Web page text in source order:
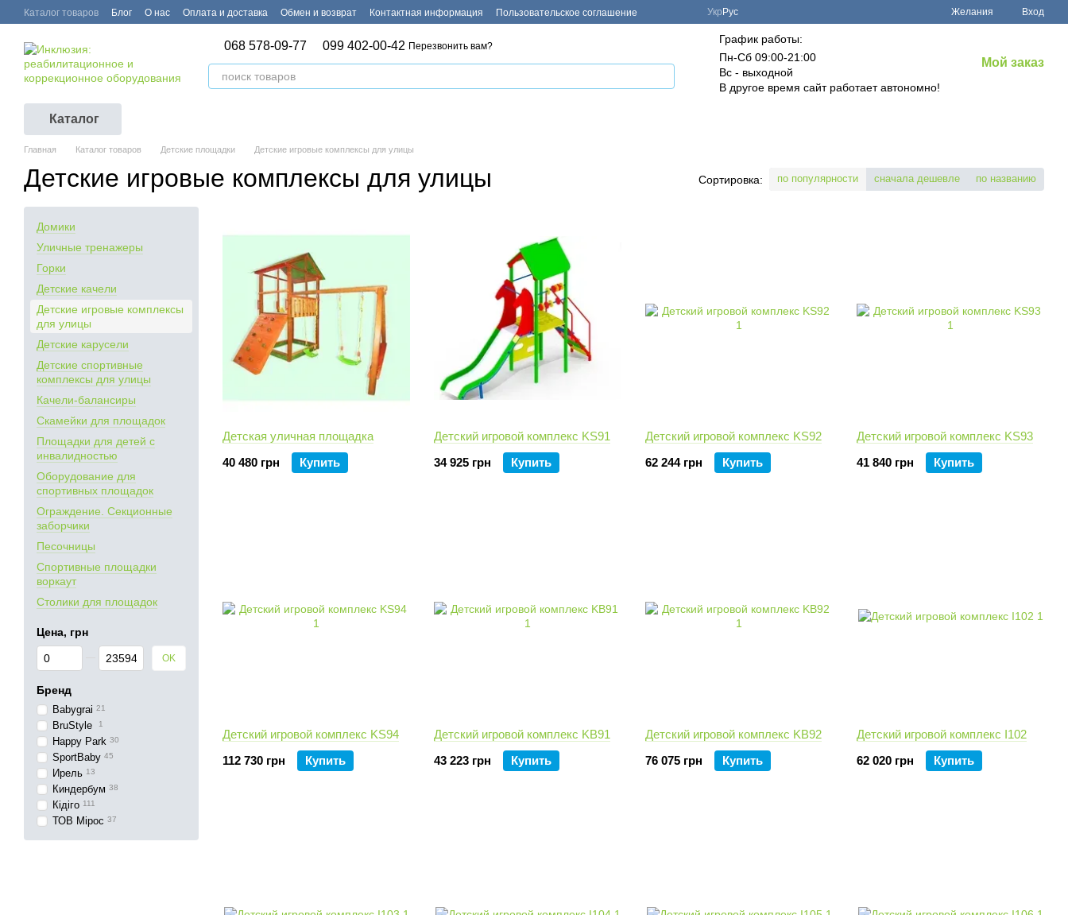
Перейти к основному контенту
Каталог товаров Блог О нас Оплата и доставка Обмен и возврат Контактная информация Пользовательское соглашение Укр Рус Желания Вход
068 578-09-77 099 402-00-42 Перезвонить вам?
График работы:
Пн-Сб 09:00-21:00
Вс - выходной
В другое время сайт работает автономно!
Мой заказ
Каталог
Главная Каталог товаров Детские площадки Детские игровые комплексы для улицы
Детские игровые комплексы для улицы Сортировка: по популярности сначала дешевле по названию
Детская уличная площадка
40 480 грн
Купить
Детский игровой комплекс KS91
34 925 грн
Купить
Детский игровой комплекс KS92
62 244 грн
Купить
Детский игровой комплекс KS93
41 840 грн
Купить
Детский игровой комплекс KS94
112 730 грн
Купить
Детский игровой комплекс KВ91
43 223 грн
Купить
Детский игровой комплекс KВ92
76 075 грн
Купить
Детский игровой комплекс I102
62 020 грн
Купить
Домики
Уличные тренажеры
Горки
Детские качели
Детские игровые комплексы
для улицы
Детские карусели
Детские спортивные
комплексы для улицы
Качели-балансиры
Скамейки для площадок
Площадки для детей с
инвалидностью
Оборудование для
спортивных площадок
Ограждение. Секционные
заборчики
Песочницы
Спортивные площадки
воркаут
Столики для площадок
Цена, грн
От Цена, грн
До Цена, грн OK
Бренд
Babygrai 21
BruStyle 1
Happy Park 30
SportBaby 45
Ирель 13
Киндербум 38
Кідіго 111
ТОВ Мірос 37